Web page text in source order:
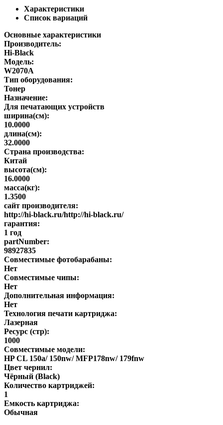
Характеристики
Список вариаций
Основные характеристики
Производитель:
Hi-Black
Модель:
W2070A
Тип оборудования:
Тонер
Назначение:
Для печатающих устройств
ширина(см):
10.0000
длина(см):
32.0000
Страна производства:
Китай
высота(см):
16.0000
масса(кг):
1.3500
сайт производителя:
http://hi-black.ru/http://hi-black.ru/
гарантия:
1 год
partNumber:
98927835
Совместимые фотобарабаны:
Нет
Совместимые чипы:
Нет
Дополнительная информация:
Нет
Технология печати картриджа:
Лазерная
Ресурс (стр):
1000
Совместимые модели:
HP CL 150a/ 150nw/ MFP178nw/ 179fnw
Цвет чернил:
Чёрный (Black)
Количество картриджей:
1
Емкость картриджа:
Обычная